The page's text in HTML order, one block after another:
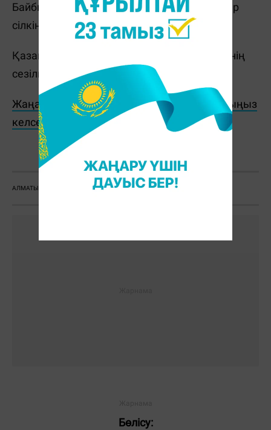
Байбиче және Қара-Дөбе ауылдарында жер
сілкінісінің күші 2 балл болып сезілген.
Қазақстан аумағында жерасты дүмпулерінің
сезілгені туралы ақпарат түскен жоқ.
Жаңалықтарды бәрінен бұрын біліп отырғыңыз
келсе, Telegram-арнамызға жазылыңыз!
АЛМАТЫ ЖЕР СІЛКІНДІ СЕЙСМОЛОГТАР
Бөлісу: